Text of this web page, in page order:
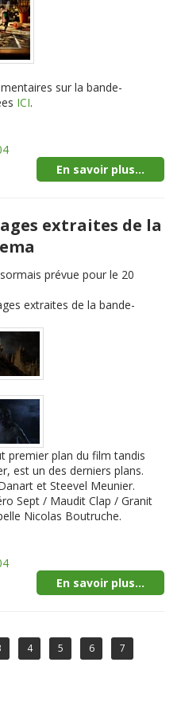
sur la bande-
ICI.
En savoir plus...
extraites de la
prévue pour le 20
extraites de la bande-
premier plan du film tandis
est un des derniers plans.
et Steevel Meunier.
Sept / Maudit Clap / Granit
Nicolas Boutruche.
En savoir plus...
4 5 6
7